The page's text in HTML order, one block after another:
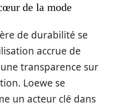
de la mode
de durabilité se
accrue de
transparence sur
Loewe se
un acteur clé dans